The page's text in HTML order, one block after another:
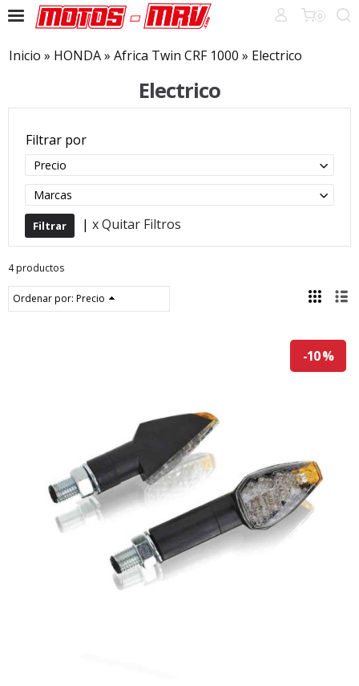
0
Inicio » HONDA» Africa Twin CRF 1000 » Electrico
Electrico
Filtrar por
Precio
Marcas
| x Quitar Filtros
4 productos
Ordenar por: Precio
-10 %